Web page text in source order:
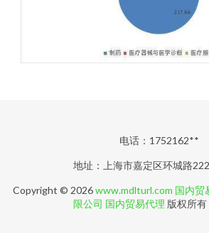
电话：1752162**
地址：上海市嘉定区环城路
Copyright © 2026www.mdlturl.com 国内贸
限公司 国内贸易代理 版权所有